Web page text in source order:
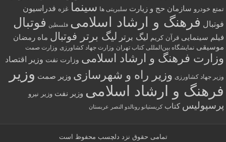
تمتع خودرو سازمان حج و زیارت سلبریتی ها سینما غزه فدراسیون
فوتبال فرهنگ و ارشاد اسلامی فلسطین فوتبال
فیلم سینمایی قرآن کریم لیگ برتر لیگ برتر فوتبال ماه رمضان
موسیقی نمایشگاه بین‌المللی کتاب تهران وزارت جهاد کشاورزی وزارت صمت
وزارت فرهنگ و ارشاد اسلامی وزارت نفت وزیر اقتصاد
وزیر جهاد کشاورزی وزیر راه و شهرسازی وزیر صمت وزیر
فرهنگ و ارشاد اسلامی وزیر نفت وزیر نیرو
پرسپولیس کتاب کریستیانو رونالدو النصر عربستان
تمامی حقوق نزد دلچسب محفوظ است